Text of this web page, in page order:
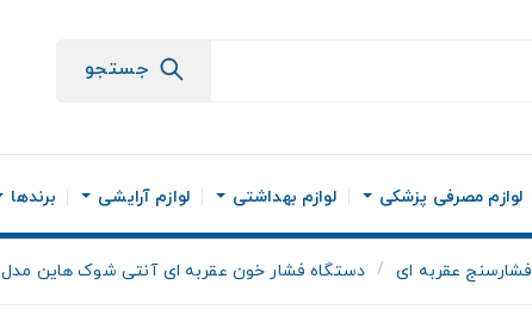
جستجو
لوازم مصرفی پزشکی لوازم بهداشتی لوازم آرایشی برندها
فشارسنج عقربه ای دستگاه فشار خون عقربه ای آنتی شوک هاین مدل GAMMA G7